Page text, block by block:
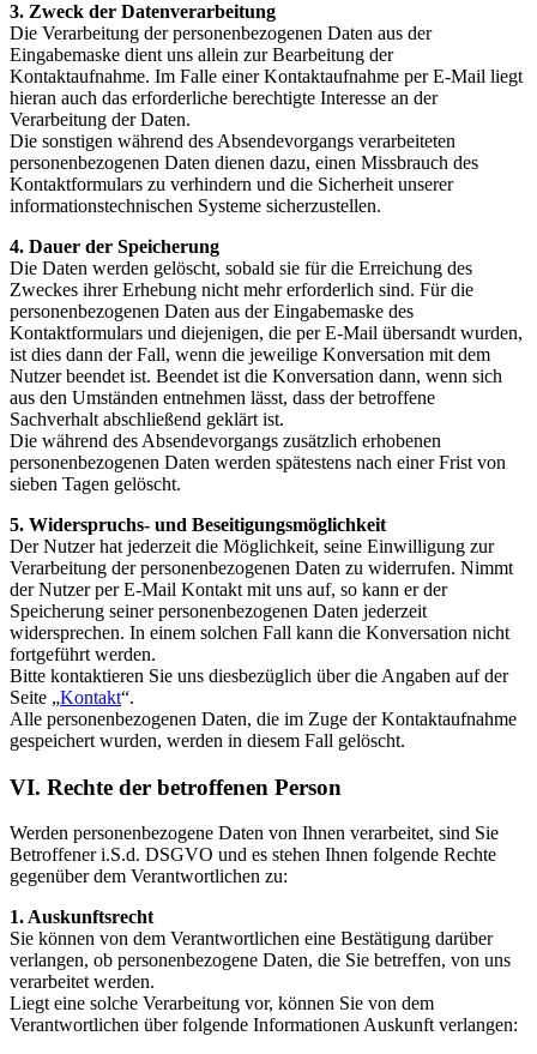
3. Zweck der Datenverarbeitung
Die Verarbeitung der personenbezogenen Daten aus der
Eingabemaske dient uns allein zur Bearbeitung der
Kontaktaufnahme. Im Falle einer Kontaktaufnahme per E-Mail liegt
hieran auch das erforderliche berechtigte Interesse an der
Verarbeitung der Daten.
Die sonstigen während des Absendevorgangs verarbeiteten
personenbezogenen Daten dienen dazu, einen Missbrauch des
Kontaktformulars zu verhindern und die Sicherheit unserer
informationstechnischen Systeme sicherzustellen.
4. Dauer der Speicherung
Die Daten werden gelöscht, sobald sie für die Erreichung des
Zweckes ihrer Erhebung nicht mehr erforderlich sind. Für die
personenbezogenen Daten aus der Eingabemaske des
Kontaktformulars und diejenigen, die per E-Mail übersandt wurden,
ist dies dann der Fall, wenn die jeweilige Konversation mit dem
Nutzer beendet ist. Beendet ist die Konversation dann, wenn sich
aus den Umständen entnehmen lässt, dass der betroffene
Sachverhalt abschließend geklärt ist.
Die während des Absendevorgangs zusätzlich erhobenen
personenbezogenen Daten werden spätestens nach einer Frist von
sieben Tagen gelöscht.
5. Widerspruchs- und Beseitigungsmöglichkeit
Der Nutzer hat jederzeit die Möglichkeit, seine Einwilligung zur
Verarbeitung der personenbezogenen Daten zu widerrufen. Nimmt
der Nutzer per E-Mail Kontakt mit uns auf, so kann er der
Speicherung seiner personenbezogenen Daten jederzeit
widersprechen. In einem solchen Fall kann die Konversation nicht
fortgeführt werden.
Bitte kontaktieren Sie uns diesbezüglich über die Angaben auf der
Seite „Kontakt“.
Alle personenbezogenen Daten, die im Zuge der Kontaktaufnahme
gespeichert wurden, werden in diesem Fall gelöscht.
VI. Rechte der betroffenen Person
Werden personenbezogene Daten von Ihnen verarbeitet, sind Sie
Betroffener i.S.d. DSGVO und es stehen Ihnen folgende Rechte
gegenüber dem Verantwortlichen zu:
1. Auskunftsrecht
Sie können von dem Verantwortlichen eine Bestätigung darüber
verlangen, ob personenbezogene Daten, die Sie betreffen, von uns
verarbeitet werden.
Liegt eine solche Verarbeitung vor, können Sie von dem
Verantwortlichen über folgende Informationen Auskunft verlangen: